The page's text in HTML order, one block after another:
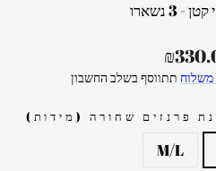
- 3 נשארו
משלוח תתווסף בשלב החשבון
פרנזים שחורה (מידות)
M/L